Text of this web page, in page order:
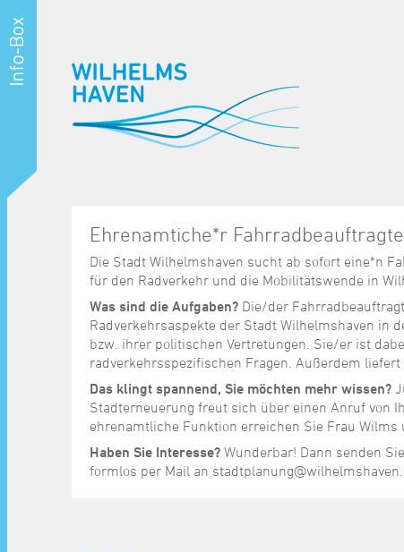
Ehrenamtiche*r
Die Stadt Wilhelmshaven sucht ab sofort eine*n
für den Radverkehr und die Mobilitätswende in
Was sind die Aufgaben? Die/der
Radverkehrsaspekte der Stadt Wilhelmshaven in
bzw. ihrer politischen Vertretungen. Sie/er ist
radverkehrsspezifischen Fragen. Außerdem
Das klingt spannend, Sie möchten mehr wissen?
Stadterneuerung freut sich über einen Anruf von
ehrenamtliche Funktion erreichen Sie Frau Wilms
Haben Sie Interesse? Wunderbar! Dann senden
formlos per Mail an